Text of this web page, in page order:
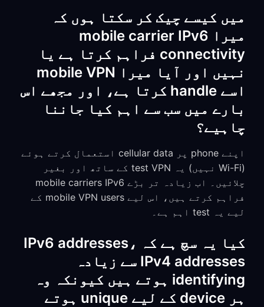
میں کیسے چیک کر سکتا ہوں کہ
میرا mobile carrier IPv6
connectivity فراہم کرتا ہے یا
نہیں اور آیا میرا mobile VPN
اسے handle کرتا ہے، اور مجھے اس
بارے میں سب سے اہم کیا جاننا
چاہیے؟
اپنے phone پر cellular data استعمال کرتے ہوئے
(Wi-Fi نہیں) یہ test VPN کے ساتھ اور بغیر
چلائیں۔ اب زیادہ تر بڑے mobile carriers IPv6
فراہم کرتے ہیں، اس لیے mobile VPN users کے
لیے یہ test اہم ہے۔
کیا یہ سچ ہے کہ IPv6 addresses،
IPv4 addresses سے زیادہ
identifying ہوتے ہیں کیونکہ وہ
ہر device کے لیے unique ہوتے